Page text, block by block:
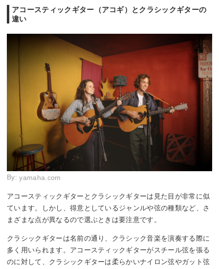
アコースティックギター（アコギ）とクラシックギターの
違い
By:yamaha.com
アコースティックギターとクラシックギターは見た目が非常に似
ています。しかし、得意としているジャンルや弦の種類など、さ
まざまな点が異なるので選ぶときは要注意です。
クラシックギターは名前の通り、クラシック音楽を演奏する際に
多く用いられます。アコースティックギターがスチール弦を張る
のに対して、クラシックギターは柔らかいナイロン弦やガット弦